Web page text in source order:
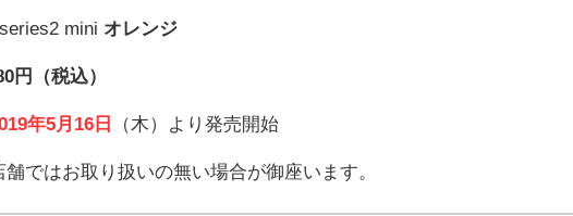
mini オレンジ
円（税込）
年5月16日 （木）より発売開始
ではお取り扱いの無い場合が御座います。